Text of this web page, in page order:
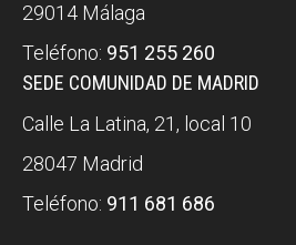
29014 Málaga
Teléfono: 951 255 260
SEDE COMUNIDAD DE MADRID
Calle La Latina, 21, local 10
28047 Madrid
Teléfono: 911 681 686